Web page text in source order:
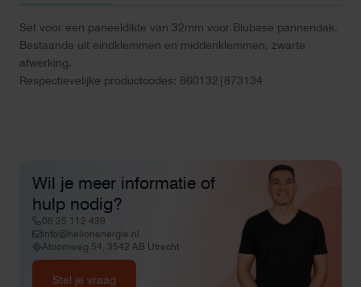
Set voor een paneeldikte van 32mm voor Blubase pannendak.
Bestaande uit eindklemmen en middenklemmen, zwarte
afwerking.
Respectievelijke productcodes: 860132|873134
Wil je meer informatie of
hulp nodig?
06 25 112 439
info@helionenergie.nl
Atoomweg 54, 3542 AB Utrecht
Stel je vraag